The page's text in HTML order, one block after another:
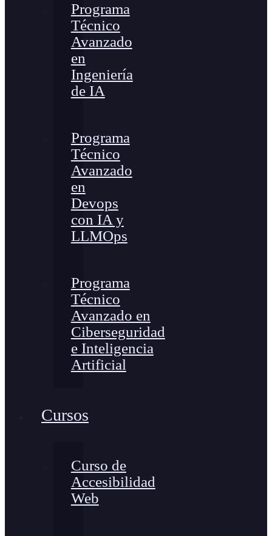
Programa
Técnico
Avanzado
en
Ingeniería
de IA
Programa
Técnico
Avanzado
en
Devops
con IA y
LLMOps
Programa
Técnico
Avanzado en
Ciberseguridad
e Inteligencia
Artificial
Cursos
Curso de
Accesibilidad
Web